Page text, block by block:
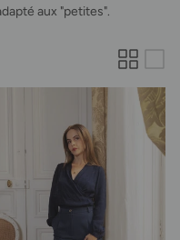
aux "petites".